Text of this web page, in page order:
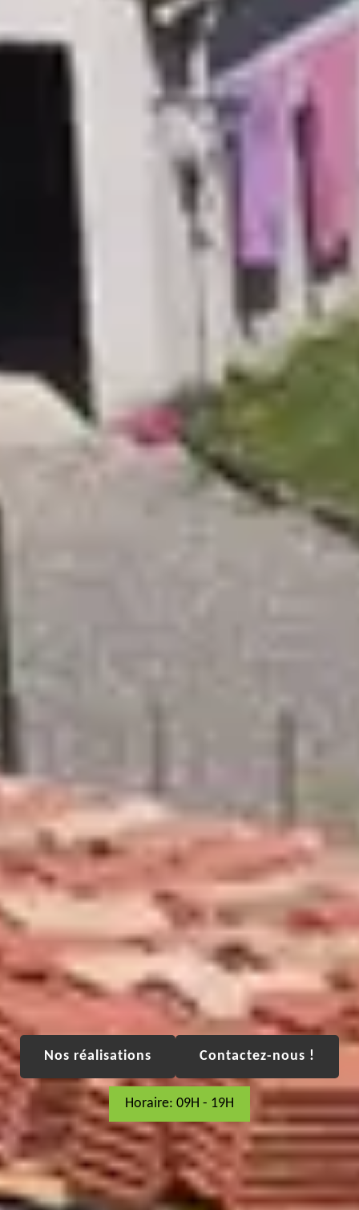
Nos réalisations Contactez-nous !
Horaire: 09H - 19H